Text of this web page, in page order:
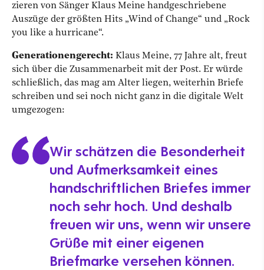
zieren von Sänger Klaus Meine handgeschriebene
Auszüge der größten Hits „Wind of Change“ und „Rock
you like a hurricane“.
Generationengerecht: Klaus Meine, 77 Jahre alt, freut
sich über die Zusammenarbeit mit der Post. Er würde
schließlich, das mag am Alter liegen, weiterhin Briefe
schreiben und sei noch nicht ganz in die digitale Welt
umgezogen:
Wir schätzen die Besonderheit
und Aufmerksamkeit eines
handschriftlichen Briefes immer
noch sehr hoch. Und deshalb
freuen wir uns, wenn wir unsere
Grüße mit einer eigenen
Briefmarke versehen können.